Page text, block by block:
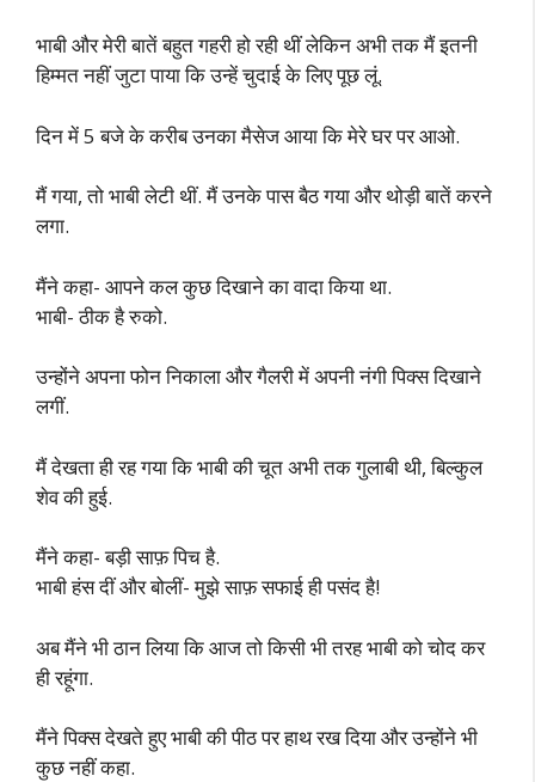
भाबी और मेरी बातें बहुत गहरी हो रही थीं लेकिन अभी तक मैं इतनी
हिम्मत नहीं जुटा पाया कि उन्हें चुदाई के लिए पूछ लूं.
दिन में 5 बजे के करीब उनका मैसेज आया कि मेरे घर पर आओ.
मैं गया, तो भाबी लेटी थीं. मैं उनके पास बैठ गया और थोड़ी बातें करने
लगा.
मैंने कहा- आपने कल कुछ दिखाने का वादा किया था.
भाबी- ठीक है रुको.
उन्होंने अपना फोन निकाला और गैलरी में अपनी नंगी पिक्स दिखाने
लगीं.
मैं देखता ही रह गया कि भाबी की चूत अभी तक गुलाबी थी, बिल्कुल
शेव की हुई.
मैंने कहा- बड़ी साफ़ पिच है.
भाबी हंस दीं और बोलीं- मुझे साफ़ सफाई ही पसंद है!
अब मैंने भी ठान लिया कि आज तो किसी भी तरह भाबी को चोद कर
ही रहूंगा.
मैंने पिक्स देखते हुए भाबी की पीठ पर हाथ रख दिया और उन्होंने भी
कुछ नहीं कहा.